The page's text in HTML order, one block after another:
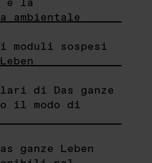
ambientale
moduli sospesi
di Das ganze
il modo di
ganze Leben